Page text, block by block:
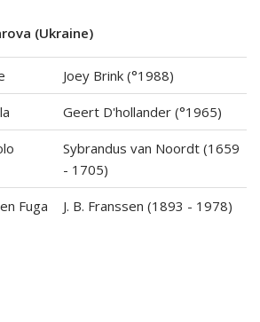
(Ukraine)
Joey Brink (°1988)
Geert D'hollander (°1965)
Sybrandus van Noordt (1659
- 1705)
Fuga
J. B. Franssen (1893 - 1978)